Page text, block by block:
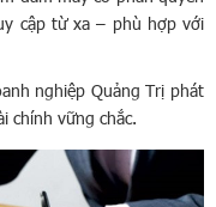
cập từ xa – phù hợp với
nghiệp Quảng Trị phát
chính vững chắc.